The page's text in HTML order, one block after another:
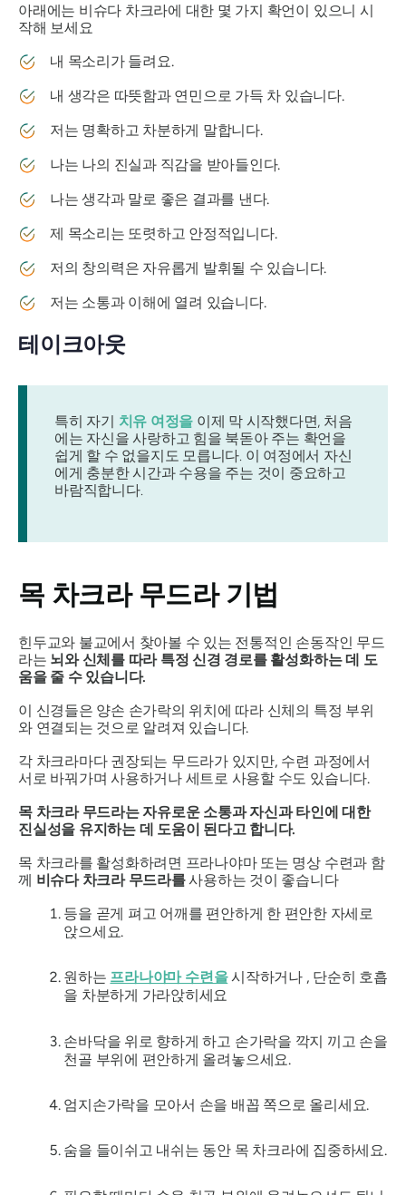
아래에는 비슈다 차크라에 대한 몇 가지 확언이 있으니 시
작해 보세요
내 목소리가 들려요.
내 생각은 따뜻함과 연민으로 가득 차 있습니다.
저는 명확하고 차분하게 말합니다.
나는 나의 진실과 직감을 받아들인다.
나는 생각과 말로 좋은 결과를 낸다.
제 목소리는 또렷하고 안정적입니다.
저의 창의력은 자유롭게 발휘될 수 있습니다.
저는 소통과 이해에 열려 있습니다.
테이크아웃
특히 자기 치유 여정을 이제 막 시작했다면, 처음
에는 자신을 사랑하고 힘을 북돋아 주는 확언을
쉽게 할 수 없을지도 모릅니다. 이 여정에서 자신
에게 충분한 시간과 수용을 주는 것이 중요하고
바람직합니다.
목 차크라 무드라 기법
힌두교와 불교에서 찾아볼 수 있는 전통적인 손동작인 무드
라는 뇌와 신체를 따라 특정 신경 경로를 활성화하는 데 도
움을 줄 수 있습니다.
이 신경들은 양손 손가락의 위치에 따라 신체의 특정 부위
와 연결되는 것으로 알려져 있습니다.
각 차크라마다 권장되는 무드라가 있지만, 수련 과정에서
서로 바꿔가며 사용하거나 세트로 사용할 수도 있습니다.
목 차크라 무드라는 자유로운 소통과 자신과 타인에 대한
진실성을 유지하는 데 도움이 된다고 합니다.
목 차크라를 활성화하려면 프라나야마 또는 명상 수련과 함
께 비슈다 차크라 무드라를사용하는 것이 좋습니다
등을 곧게 펴고 어깨를 편안하게 한 편안한 자세로
앉으세요.
원하는 프라나야마 수련을시작하거나 , 단순히 호흡
을 차분하게 가라앉히세요
손바닥을 위로 향하게 하고 손가락을 깍지 끼고 손을
천골 부위에 편안하게 올려놓으세요.
엄지손가락을 모아서 손을 배꼽 쪽으로 올리세요.
숨을 들이쉬고 내쉬는 동안 목 차크라에 집중하세요.